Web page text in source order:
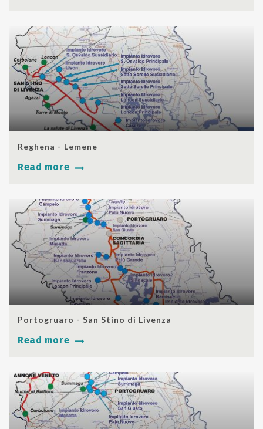
Reghena - Lemene
Read more
SHARE
Portogruaro - San Stino di Livenza
Read more